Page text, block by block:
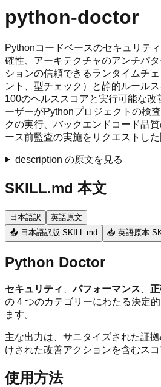
python-doctor
Pythonコードベースのセキュリテ
確性、アーキテクチャのアンチパ
ションの信頼できるランタイムチ
ント、型チェック）と静的ルール
100のヘルススコアと実行可能な
ーザーがPythonプロジェクトの検
クの実行、バックエンドコード品
ース前監査の実施をリクエストし
description の原文を見る
SKILL.md 本文
日本語訳
英語原文
📥 日本語訳版 SKILL.md
📥 英語原本
Python Doctor
セキュリティ 、パフォーマンス
の 4 つのカテゴリーにわたる決定
ます。
主な出力は、サニタイズされた証
けされた改善アクションを含むスコ
使用方法